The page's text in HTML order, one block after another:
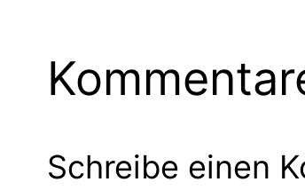
Schreibe einen